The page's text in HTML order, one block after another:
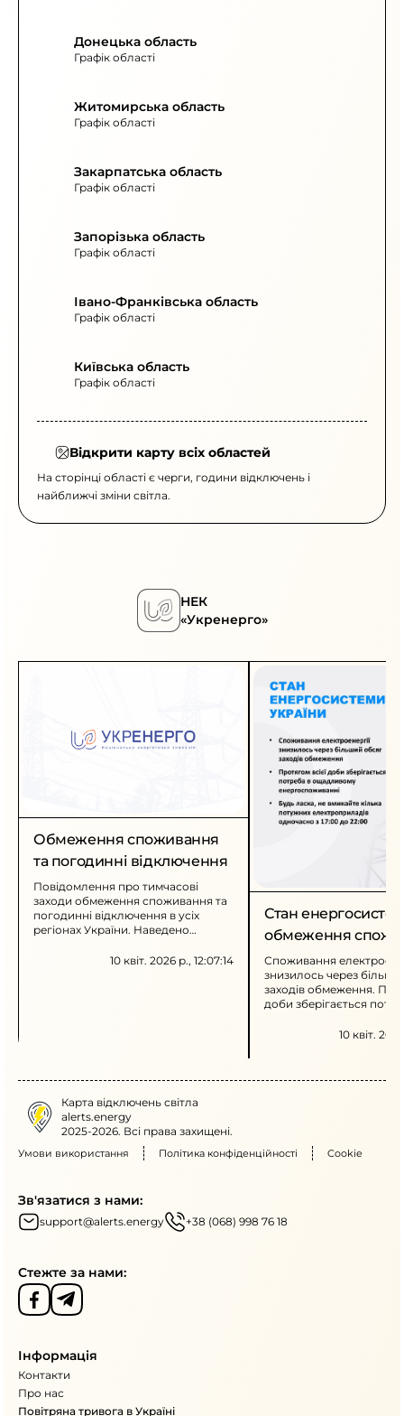
Донецька область
Графік області
Житомирська область
Графік області
Закарпатська область
Графік області
Запорізька область
Графік області
Івано-Франківська область
Графік області
Київська область
Графік області
Відкрити карту всіх областей
На сторінці області є черги, години відключень і
найближчі зміни світла.
НЕК
«Укренерго»
Обмеження споживання
та погодинні відключення
Повідомлення про тимчасові
заходи обмеження споживання та
погодинні відключення в усіх
регіонах України. Наведено
всіх категорій споживачів.
10 квіт. 2026 р., 12:07:14
Стан
обмеження
Споживання
знизилось через
заходів обмеження.
доби зберігається
з 17:00 до 22:0010 квіт.
Карта відключень світла
alerts.energy
2025-2026. Всі права захищені.
Умови використання Політика конфіденційності Cookie
Зв'язатися з нами:
support@alerts.energy +38 (068) 998 76 18
Стежте за нами:
Інформація
Контакти
Про нас
Повітряна тривога в Україні